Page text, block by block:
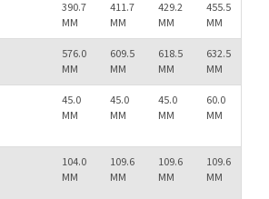
390.7
MM
411.7
MM
429.2
MM
455.5
MM
576.0
MM
609.5
MM
618.5
MM
632.5
MM
45.0
MM
45.0
MM
45.0
MM
60.0
MM
104.0
MM
109.6
MM
109.6
MM
109.6
MM